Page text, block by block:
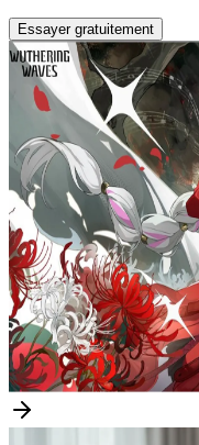
Essayer gratuitement